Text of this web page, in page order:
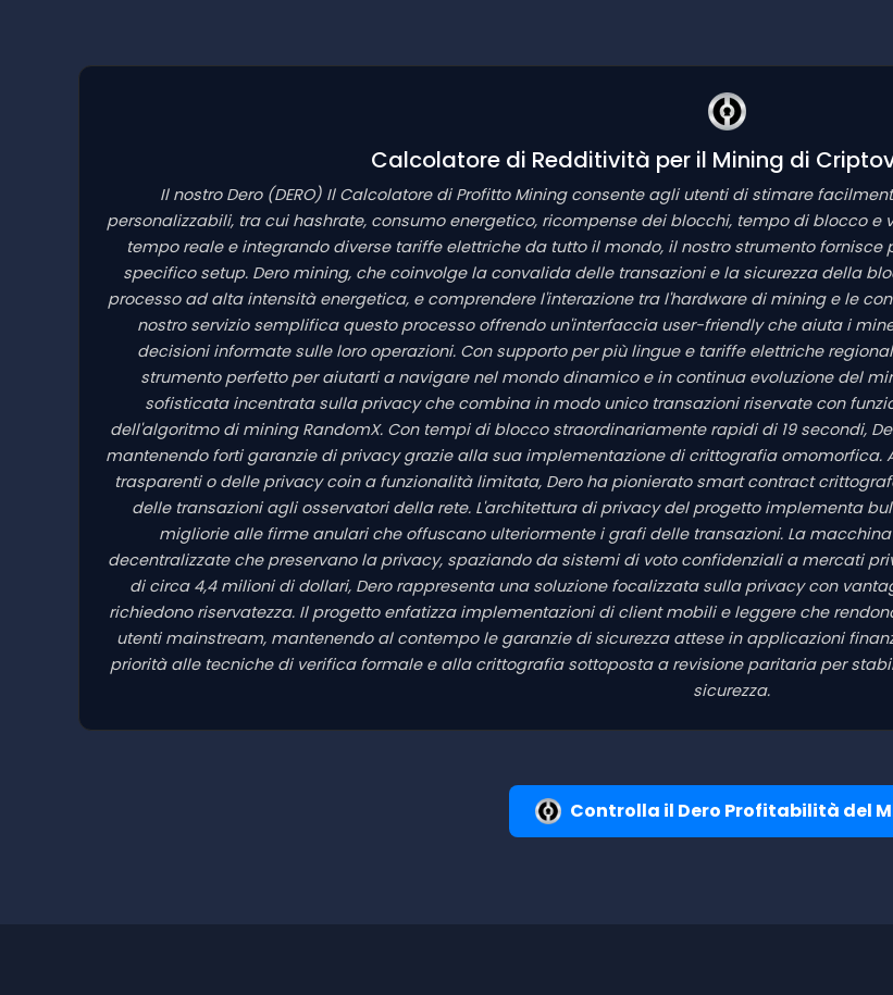
Calcolatore di Redditività per il Mining di
Il nostro Dero (DERO) Il Calcolatore di Profitto Mining consente agli utenti di stimare
personalizzabili, tra cui hashrate, consumo energetico, ricompense dei blocchi, tempo di blocco
tempo reale e integrando diverse tariffe elettriche da tutto il mondo, il nostro strumento
specifico setup. Dero mining, che coinvolge la convalida delle transazioni e la sicurezza della
processo ad alta intensità energetica, e comprendere l'interazione tra l'hardware di mining e le
nostro servizio semplifica questo processo offrendo un'interfaccia user-friendly che aiuta i
decisioni informate sulle loro operazioni. Con supporto per più lingue e tariffe elettriche
strumento perfetto per aiutarti a navigare nel mondo dinamico e in continua evoluzione del
sofisticata incentrata sulla privacy che combina in modo unico transazioni riservate con
dell'algoritmo di mining RandomX. Con tempi di blocco straordinariamente rapidi di 19 secondi,
mantenendo forti garanzie di privacy grazie alla sua implementazione di crittografia
trasparenti o delle privacy coin a funzionalità limitata, Dero ha pionierato smart contract
delle transazioni agli osservatori della rete. L'architettura di privacy del progetto implementa
migliorie alle firme anulari che offuscano ulteriormente i grafi delle transazioni. La
decentralizzate che preservano la privacy, spaziando da sistemi di voto confidenziali a mercati
di circa 4,4 milioni di dollari, Dero rappresenta una soluzione focalizzata sulla privacy con
richiedono riservatezza. Il progetto enfatizza implementazioni di client mobili e leggere che
utenti mainstream, mantenendo al contempo le garanzie di sicurezza attese in applicazioni
priorità alle tecniche di verifica formale e alla crittografia sottoposta a revisione paritaria per
sicurezza.
Controlla il Dero Profitabilità del